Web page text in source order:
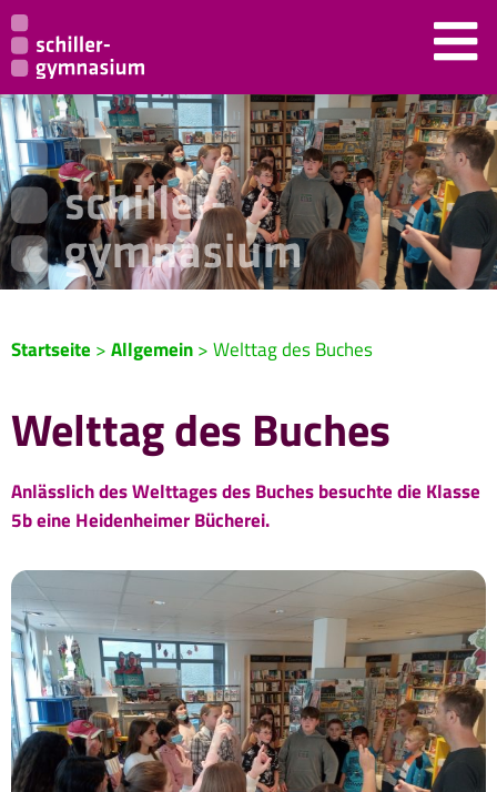
Startseite >Allgemein>Welttag des Buches
Welttag des Buches
Anlässlich des Welttages des Buches besuchte die Klasse
5b eine Heidenheimer Bücherei.